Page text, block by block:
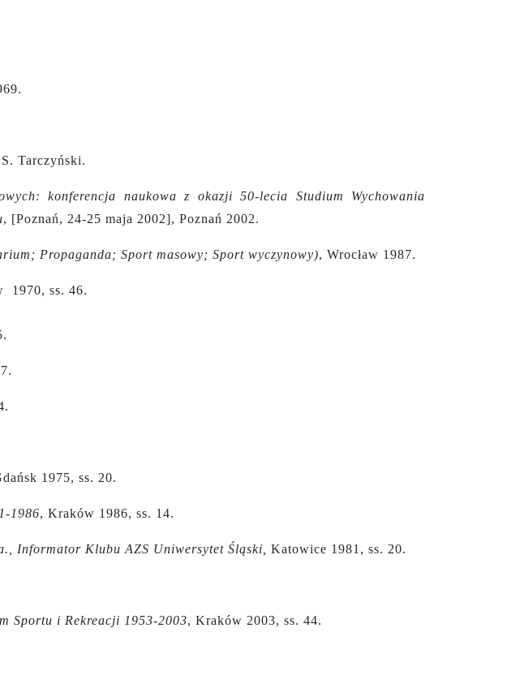
Tarczyński.
konferencja naukowa z okazji 50-lecia Studium Wychowania
, [Poznań, 24-25 maja 2002], Poznań 2002.
Propaganda; Sport masowy; Sport wyczynowy), Wrocław 1987.
1970, ss. 46.
1975, ss. 20.
1986, Kraków 1986, ss. 14.
Informator Klubu AZS Uniwersytet Śląski, Katowice 1981, ss. 20.
Sportu i Rekreacji 1953-2003, Kraków 2003, ss. 44.